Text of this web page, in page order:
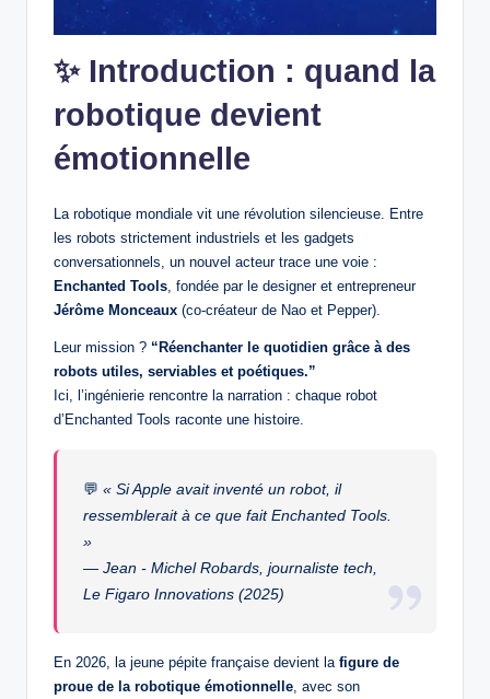
✨ Introduction : quand la
robotique devient
émotionnelle
La robotique mondiale vit une révolution silencieuse. Entre
les robots strictement industriels et les gadgets
conversationnels, un nouvel acteur trace une voie :
Enchanted Tools , fondée par le designer et entrepreneur
Jérôme Monceaux (co‑créateur de Nao et Pepper).
Leur mission ? “Réenchanter le quotidien grâce à des
robots utiles, serviables et poétiques.”
Ici, l’ingénierie rencontre la narration : chaque robot
d’Enchanted Tools raconte une histoire.
💬« Si Apple avait inventé un robot, il
ressemblerait à ce que fait Enchanted Tools.
»
—Jean ‑ Michel Robards, journaliste tech,
Le Figaro Innovations (2025)
En 2026, la jeune pépite française devient la figure de
proue de la robotique émotionnelle , avec son